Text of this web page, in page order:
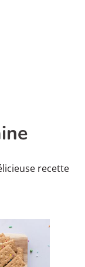
recette